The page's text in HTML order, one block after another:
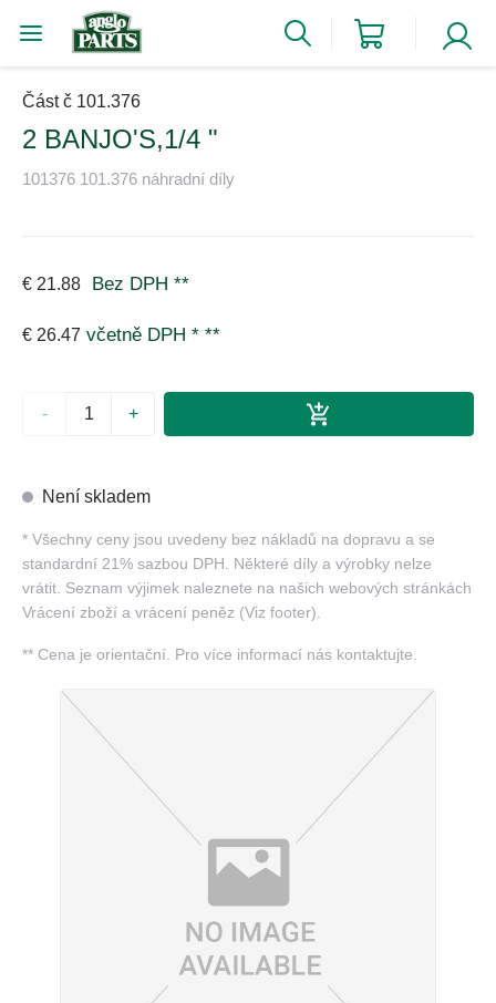
Část č 101.376
2 BANJO'S,1/4 "
101376 101.376 náhradní díly
€ 21.88 Bez DPH **
€ 26.47 včetně DPH * **
- +
Není skladem
* Všechny ceny jsou uvedeny bez nákladů na dopravu a se
standardní 21% sazbou DPH. Některé díly a výrobky nelze
vrátit. Seznam výjimek naleznete na našich webových stránkách
Vrácení zboží a vrácení peněz (Viz footer).
** Cena je orientační. Pro více informací nás kontaktujte.